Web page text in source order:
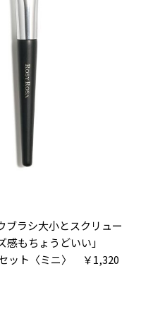
ブラシ大小とスクリュー
もちょうどいい」
ット〈ミニ〉 ￥1,320